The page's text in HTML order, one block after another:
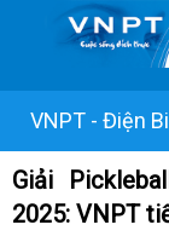
VNPT - Điện
Giải
2025: VNPT